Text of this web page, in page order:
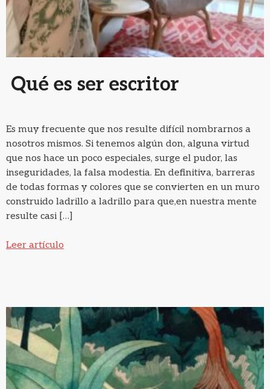
Qué es ser escritor
Es muy frecuente que nos resulte difícil nombrarnos a
nosotros mismos. Si tenemos algún don, alguna virtud
que nos hace un poco especiales, surge el pudor, las
inseguridades, la falsa modestia. En definitiva, barreras
de todas formas y colores que se convierten en un muro
construido ladrillo a ladrillo para que,en nuestra mente
resulte casi […]
Leer artículo